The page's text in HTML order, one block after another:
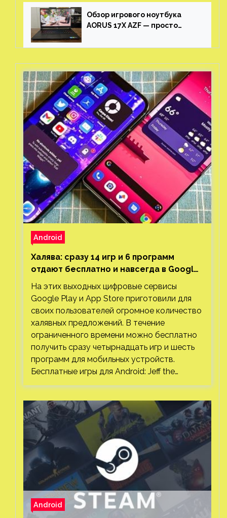
Обзор игрового ноутбука
AORUS 17X AZF — просто
Android
Халява: сразу 14 игр и 6 программ
отдают бесплатно и навсегда в Google
Play и App Store. Есть проект с 1 млн
загрузок
На этих выходных цифровые сервисы
Google Play и App Store приготовили для
своих пользователей огромное количество
халявных предложений. В течение
ограниченного времени можно бесплатно
получить сразу четырнадцать игр и шесть
программ для мобильных устройств.
Бесплатные игры для Android: Jeff the…
Android